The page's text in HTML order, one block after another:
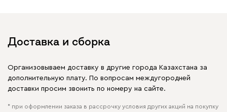
Доставка и сборка
Организовываем доставку в другие города Казахстана за
дополнительную плату. По вопросам междугородней
доставки просим звонить по номеру на сайте.
* при оформлении заказа в рассрочку условия других акций на покупку